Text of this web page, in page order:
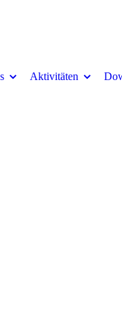
Aktivitäten